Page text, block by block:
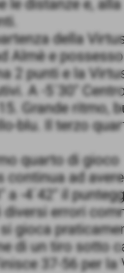
le distanze e,
della
Almè e
2 punti e la
A -5´30"
Grande ritmo,
blu. Il terzo
quarto di
continua ad
a -4´42" il
diversi errori
gioca
di un tiro sotto
37-56 per